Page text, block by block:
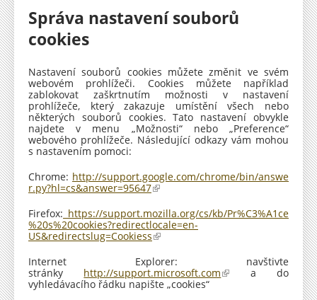
Správa nastavení souborů
cookies
Nastavení souborů cookies můžete změnit ve svém
webovém prohlížeči. Cookies můžete například
zablokovat zaškrtnutím možnosti v nastavení
prohlížeče, který zakazuje umístění všech nebo
některých souborů cookies. Tato nastavení obvykle
najdete v menu „Možnosti“ nebo „Preference“
webového prohlížeče. Následující odkazy vám mohou
s nastavením pomoci:
Chrome: http://support.google.com/chrome/bin/answe
r.py?hl=cs&answer=95647(
d
k
a
z
j
e
e
x
Firefox: https://support.mozilla.org/cs/kb/Pr%C3%A1ce
%20s%20cookies?redirectlocale=en-
US&redirectslug=Cookiess(
d
k
a
z
Internet Explorer: navštivte
stránky http://support.microsoft.com(
a do
vyhledávacího řádku napište „cookies“